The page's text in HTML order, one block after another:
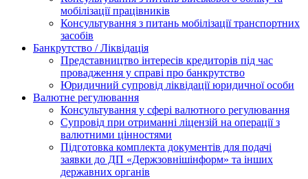
мобілізації працівників
Консультування з питань мобілізації транспортних
засобів
Банкрутство / Ліквідація
Представництво інтересів кредиторів під час
провадження у справі про банкрутство
Юридичний супровід ліквідації юридичної особи
Валютне регулювання
Консультування у сфері валютного регулювання
Супровід при отриманні ліцензій на операції з
валютними цінностями
Підготовка комплекта документів для подачі
заявки до ДП «Держзовнішінформ» та інших
державних органів